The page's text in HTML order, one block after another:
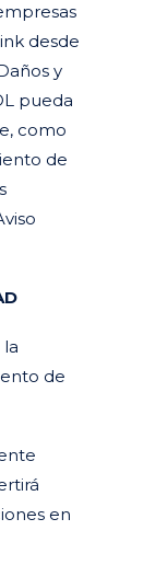
desde
y
pueda
como
de
la
de
en